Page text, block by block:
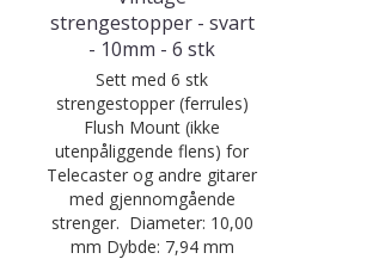
strengestopper - svart
- 10mm - 6 stk
Sett med 6 stk
strengestopper (ferrules)
Flush Mount (ikke
utenpåliggende flens) for
Telecaster og andre gitarer
med gjennomgående
strenger. Diameter: 10,00
mm Dybde: 7,94 mm